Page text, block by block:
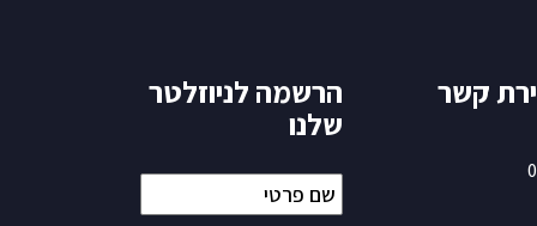
קשר
הרשמה לניוזלטר
שלנו
שם
פרטי